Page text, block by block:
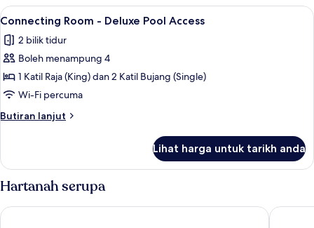
Deluxe
View
Lihat
semua
foto
untuk
Connecting
Room
-
Deluxe
Access
Connecting Room - Deluxe Pool
9
Connecting Room - Deluxe Pool Access
2 bilik tidur
Boleh menampung 4
1 Katil Raja (King) dan 2 Katil Bujang (Single)
Wi-Fi percuma
Butiran lanjut
Butiran
Room
-
Deluxe
Pool
Access
Lihat harga untuk tarikh anda
Hartanah serupa
Maikhao Palm Beach Resort Splash